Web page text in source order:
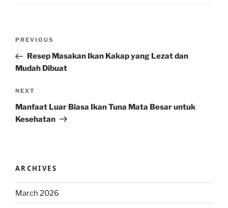
Previous
Post
PREVIOUS
Resep Masakan Ikan Kakap yang Lezat dan
Mudah Dibuat
Next
Post
NEXT
Manfaat Luar Biasa Ikan Tuna Mata Besar untuk
Kesehatan
ARCHIVES
March 2026